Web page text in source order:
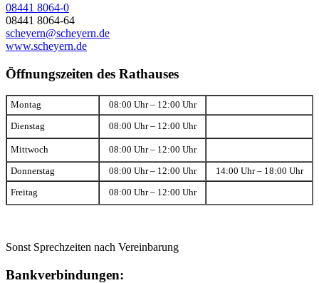
08441 8064-0
08441 8064-64
scheyern@scheyern.de
www.scheyern.de
Öffnungszeiten des Rathauses
Montag 08:00 Uhr – 12:00 Uhr
Dienstag 08:00 Uhr – 12:00 Uhr
Mittwoch 08:00 Uhr – 12:00 Uhr
Donnerstag 08:00 Uhr – 12:00 Uhr 14:00 Uhr – 18:00 Uhr
Freitag 08:00 Uhr – 12:00 Uhr
Sonst Sprechzeiten nach Vereinbarung
Bankverbindungen: